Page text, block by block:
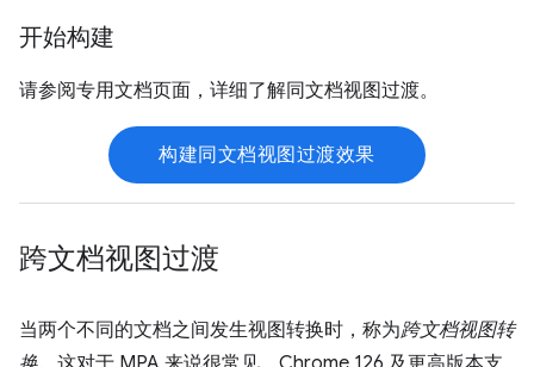
开始构建
请参阅专用文档页面，详细了解同文档视图过渡。
构建同文档视图过渡效果
跨文档视图过渡
当两个不同的文档之间发生视图转换时，称为跨文档视图转